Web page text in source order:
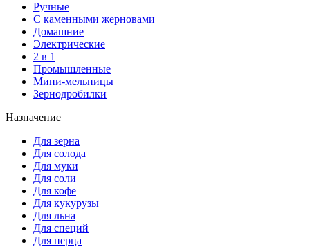
Ручные
С каменными жерновами
Домашние
Электрические
2 в 1
Промышленные
Мини-мельницы
Зернодробилки
Назначение
Для зерна
Для солода
Для муки
Для соли
Для кофе
Для кукурузы
Для льна
Для специй
Для перца